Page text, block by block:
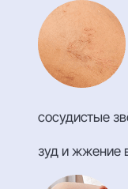
сосудистые
зуд и жжение